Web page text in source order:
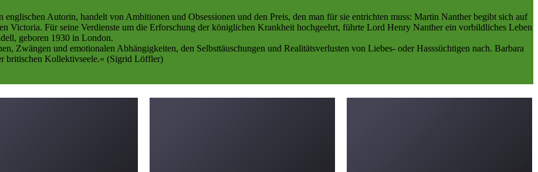
englischen Autorin, handelt von Ambitionen und Obsessionen und den Preis, den man für sie entrichten muss: Martin Nanther begibt sich auf
Victoria. Für seine Verdienste um die Erforschung der königlichen Krankheit hochgeehrt, führte Lord Henry Nanther ein vorbildliches Leben
geboren 1930 in London.
Zwängen und emotionalen Abhängigkeiten, den Selbsttäuschungen und Realitätsverlusten von Liebes- oder Hasssüchtigen nach. Barbara
britischen Kollektivseele.« (Sigrid Löffler)